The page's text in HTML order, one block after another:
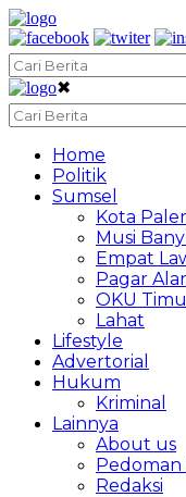
✖
Home
Politik
Sumsel
Kota
Musi
Empat
Pagar
OKU
Lahat
Lifestyle
Advertorial
Hukum
Kriminal
Lainnya
About us
Pedoman
Redaksi